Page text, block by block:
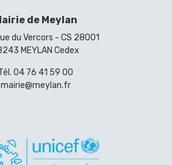
de Meylan
du Vercors - CS 28001
MEYLAN Cedex
04 76 41 59 00
mairie@meylan.fr